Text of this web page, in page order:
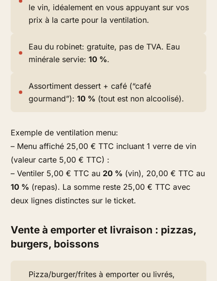
le vin, idéalement en vous appuyant sur vos
prix à la carte pour la ventilation.
Eau du robinet: gratuite, pas de TVA. Eau
minérale servie:10 %.
Assortiment dessert + café (“café
gourmand”):10 % (tout est non alcoolisé).
Exemple de ventilation menu:
– Menu affiché 25,00 € TTC incluant 1 verre de vin
(valeur carte 5,00 € TTC) :
– Ventiler 5,00 € TTC au 20 % (vin), 20,00 € TTC au
10 % (repas). La somme reste 25,00 € TTC avec
deux lignes distinctes sur le ticket.
Vente à emporter et livraison : pizzas,
burgers, boissons
Pizza/burger/frites à emporter ou livrés,